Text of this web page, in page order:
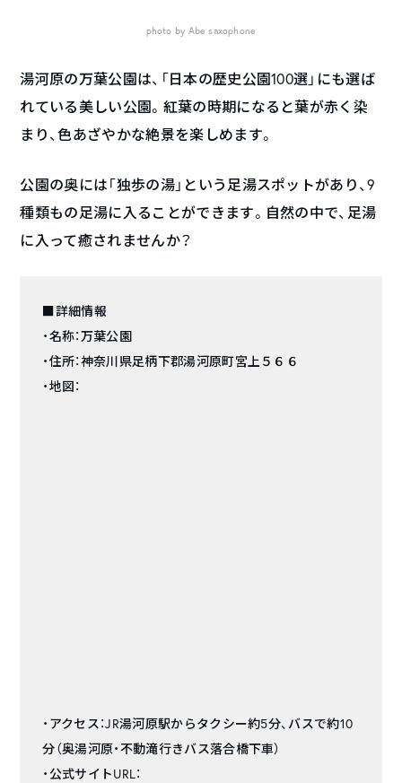
photo by Abe saxophone
湯河原の万葉公園は、「日本の歴史公園100選」にも選ば
れている美しい公園。紅葉の時期になると葉が赤く染
まり、色あざやかな絶景を楽しめます。
公園の奥には「独歩の湯」という足湯スポットがあり、9
種類もの足湯に入ることができます。自然の中で、足湯
に入って癒されませんか？
■詳細情報
・名称：万葉公園
・住所：神奈川県足柄下郡湯河原町宮上５６６
・地図：
・アクセス：JR湯河原駅からタクシー約5分、バスで約10
分（奥湯河原・不動滝行きバス落合橋下車）
・公式サイトURL：